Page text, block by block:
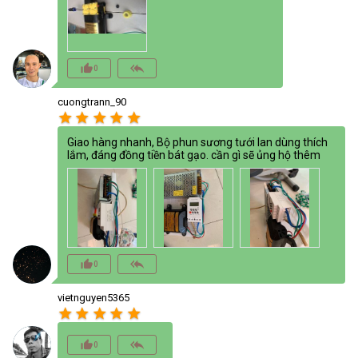
thumb_up_alt0 reply_all
cuongtrann_90
star star star star star
Giao hàng nhanh, Bộ phun sương tưới lan dùng thích
lắm, đáng đồng tiền bát gạo. cần gì sẽ ủng hộ thêm
thumb_up_alt0 reply_all
vietnguyen5365
star star star star star
thumb_up_alt0 reply_all